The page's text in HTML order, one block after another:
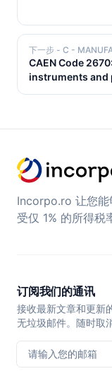
下一步 - C -
CAEN Code
instruments and
Incorpo.ro 让您能
受仅 1% 的所得税
订阅我们的通讯
接收最新文章和更新
无垃圾邮件。随时取
请输入您的邮箱